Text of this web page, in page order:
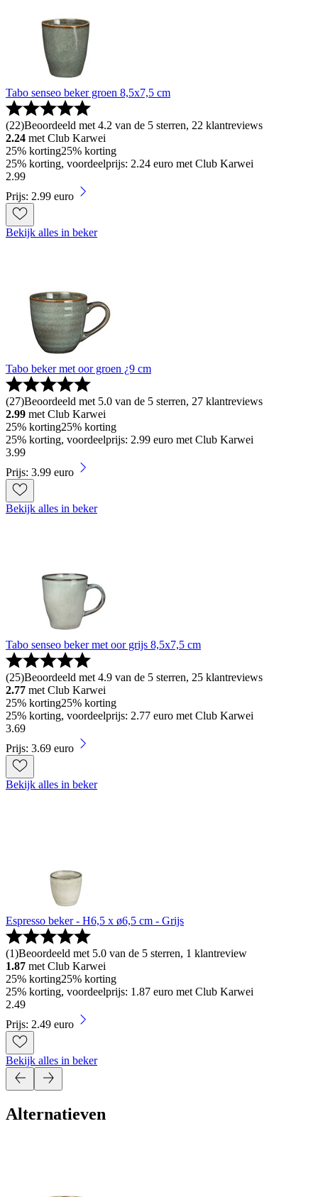
Tabo senseo beker groen 8,5x7,5 cm
(22)Beoordeeld met 4.2 van de 5 sterren, 22 klantreviews
2.24 met Club Karwei
25% korting25% korting
25% korting, voordeelprijs: 2.24 euro met Club Karwei
2.99
Prijs: 2.99 euro
Bekijk alles in beker
Tabo beker met oor groen ¿9 cm
(27)Beoordeeld met 5.0 van de 5 sterren, 27 klantreviews
2.99 met Club Karwei
25% korting25% korting
25% korting, voordeelprijs: 2.99 euro met Club Karwei
3.99
Prijs: 3.99 euro
Bekijk alles in beker
Tabo senseo beker met oor grijs 8,5x7,5 cm
(25)Beoordeeld met 4.9 van de 5 sterren, 25 klantreviews
2.77 met Club Karwei
25% korting25% korting
25% korting, voordeelprijs: 2.77 euro met Club Karwei
3.69
Prijs: 3.69 euro
Bekijk alles in beker
Espresso beker - H6,5 x ø6,5 cm - Grijs
(1)Beoordeeld met 5.0 van de 5 sterren, 1 klantreview
1.87 met Club Karwei
25% korting25% korting
25% korting, voordeelprijs: 1.87 euro met Club Karwei
2.49
Prijs: 2.49 euro
Bekijk alles in beker
Alternatieven